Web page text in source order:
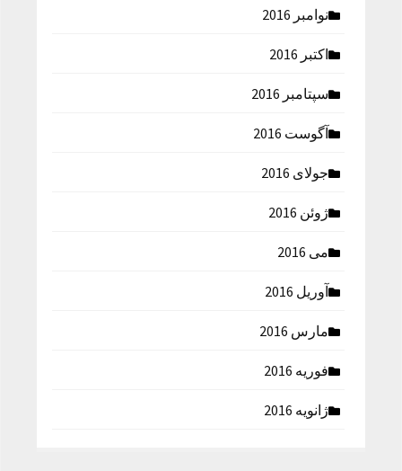
نوامبر 2016
اکتبر 2016
سپتامبر 2016
آگوست 2016
جولای 2016
ژوئن 2016
می 2016
آوریل 2016
مارس 2016
فوریه 2016
ژانویه 2016